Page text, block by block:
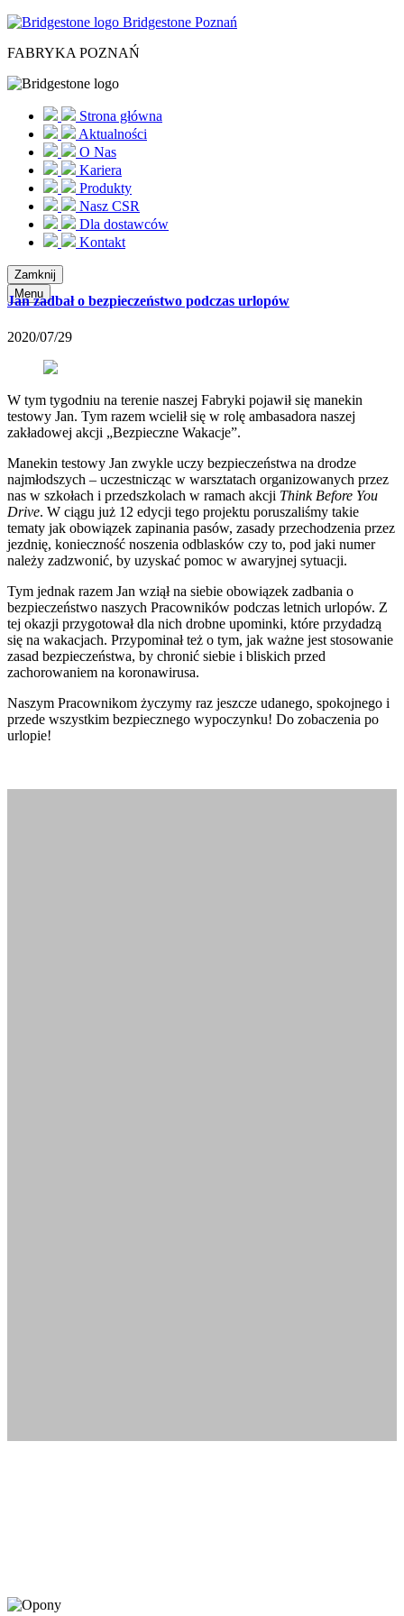
Bridgestone Poznań
FABRYKA POZNAŃ
Strona główna
Aktualności
O Nas
Kariera
Produkty
Nasz CSR
Dla dostawców
Kontakt
Zamknij
Menu
Jan zadbał o bezpieczeństwo podczas urlopów
2020/07/29
W tym tygodniu na terenie naszej Fabryki pojawił się manekin
testowy Jan. Tym razem wcielił się w rolę ambasadora naszej
zakładowej akcji „Bezpieczne Wakacje”.
Manekin testowy Jan zwykle uczy bezpieczeństwa na drodze
najmłodszych – uczestnicząc w warsztatach organizowanych przez
nas w szkołach i przedszkolach w ramach akcji Think Before You
Drive. W ciągu już 12 edycji tego projektu poruszaliśmy takie
tematy jak obowiązek zapinania pasów, zasady przechodzenia przez
jezdnię, konieczność noszenia odblasków czy to, pod jaki numer
należy zadzwonić, by uzyskać pomoc w awaryjnej sytuacji.
Tym jednak razem Jan wziął na siebie obowiązek zadbania o
bezpieczeństwo naszych Pracowników podczas letnich urlopów. Z
tej okazji przygotował dla nich drobne upominki, które przydadzą
się na wakacjach. Przypominał też o tym, jak ważne jest stosowanie
zasad bezpieczeństwa, by chronić siebie i bliskich przed
zachorowaniem na koronawirusa.
Naszym Pracownikom życzymy raz jeszcze udanego, spokojnego i
przede wszystkim bezpiecznego wypoczynku! Do zobaczenia po
urlopie!